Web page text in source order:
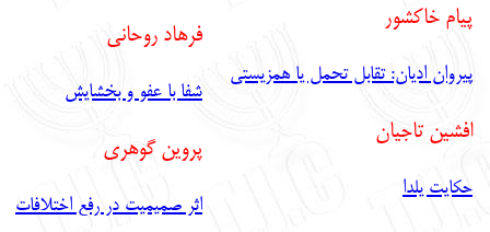
پيام خاكشور
پيروان اديان: تقابل تحمل يا همزيستي
افشين تاجيان
حكايت يلدا
فرهاد روحاني
شفا با عفو و بخشايش
پروين گوهري
اثر صميميت در رفع اختلافات